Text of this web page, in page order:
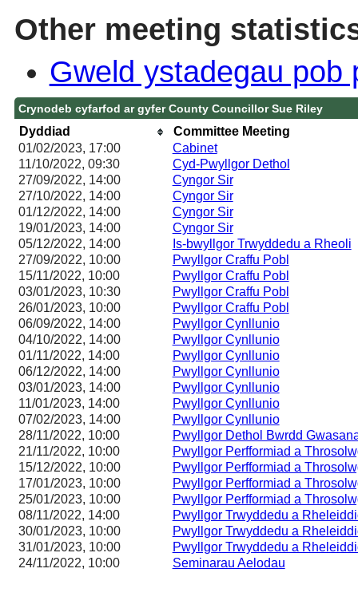
Other meeting
Gweld ystadegau pob
Crynodeb cyfarfod ar gyfer County Councillor Sue Riley
Dyddiad
Committee Meeting
01/02/2023, 17:00
Cabinet
11/10/2022, 09:30 Cyd-Pwyllgor Dethol
27/09/2022, 14:00 Cyngor Sir
27/10/2022, 14:00 Cyngor Sir
01/12/2022, 14:00 Cyngor Sir
19/01/2023, 14:00 Cyngor Sir
05/12/2022, 14:00 Is-bwyllgor Trwyddedu a Rheoli
27/09/2022, 10:00 Pwyllgor Craffu Pobl
15/11/2022, 10:00 Pwyllgor Craffu Pobl
03/01/2023, 10:30 Pwyllgor Craffu Pobl
26/01/2023, 10:00 Pwyllgor Craffu Pobl
06/09/2022, 14:00 Pwyllgor Cynllunio
04/10/2022, 14:00 Pwyllgor Cynllunio
01/11/2022, 14:00 Pwyllgor Cynllunio
06/12/2022, 14:00 Pwyllgor Cynllunio
03/01/2023, 14:00 Pwyllgor Cynllunio
11/01/2023, 14:00 Pwyllgor Cynllunio
07/02/2023, 14:00 Pwyllgor Cynllunio
28/11/2022, 10:00
Pwyllgor Dethol Bwrdd
21/11/2022, 10:00
Pwyllgor Perfformiad a
15/12/2022, 10:00
Pwyllgor Perfformiad a
17/01/2023, 10:00
Pwyllgor Perfformiad a
25/01/2023, 10:00
Pwyllgor Perfformiad a
08/11/2022, 14:00
Pwyllgor Trwyddedu a
30/01/2023, 10:00
Pwyllgor Trwyddedu a
31/01/2023, 10:00
Pwyllgor Trwyddedu a
24/11/2022, 10:00
Seminarau Aelodau